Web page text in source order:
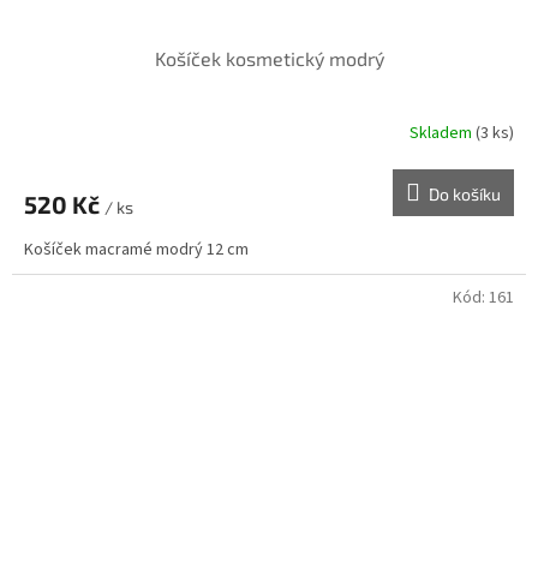
Košíček kosmetický modrý
Skladem (3 ks)
520 Kč / ks
Do košíku
Košíček macramé modrý 12 cm
Kód: 161